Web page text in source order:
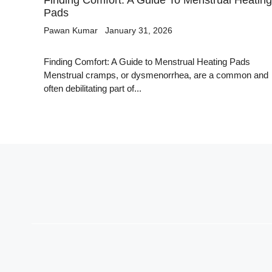
Pads
Pawan Kumar January 31, 2026
Finding Comfort: A Guide to Menstrual Heating Pads
Menstrual cramps, or dysmenorrhea, are a common and
often debilitating part of...